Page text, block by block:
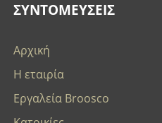
ΣΥΝΤΟΜΕΥΣΕΙΣ
Αρχική
Η εταιρία
Εργαλεία Broosco